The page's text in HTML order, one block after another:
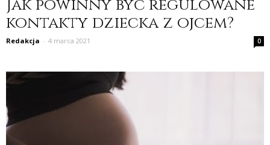
Jak powinny być regulowane
kontakty dziecka z ojcem?
Redakcja - 4 marca 2021 0